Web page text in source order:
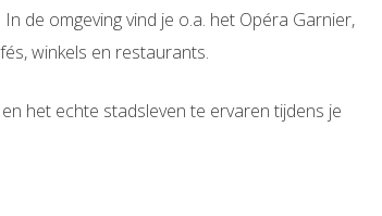
de omgeving vind je o.a. het Opéra Garnier,
winkels en restaurants.
het echte stadsleven te ervaren tijdens je